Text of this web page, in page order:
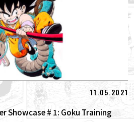
11.05.2021
Showcase # 1: Goku Training